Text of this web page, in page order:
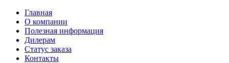
Главная
О компании
Полезная информация
Дилерам
Статус заказа
Контакты